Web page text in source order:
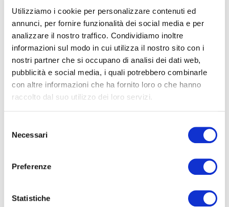
Utilizziamo i cookie per personalizzare contenuti ed
annunci, per fornire funzionalità dei social media e per
analizzare il nostro traffico. Condividiamo inoltre
informazioni sul modo in cui utilizza il nostro sito con i
nostri partner che si occupano di analisi dei dati web,
pubblicità e social media, i quali potrebbero combinarle
con altre informazioni che ha fornito loro o che hanno
raccolto dal suo utilizzo dei loro servizi.
delNecessari
Preferenze
Statistiche
ecosysteem. Het Italiaanse paviljoen, met als thema ‘
Terrae
Aquae‘, zal bijvoorbeeld inzicht bieden in de speciale relatie
tussen het land en de zee, een diepe band die de geschiedenis
en de identiteit van het Venetiaanse grondgebied heeft
gevormd.
Dit zijn concrete voorbeelden van hoe architectuur kan
bijdragen aan een duurzamere toekomst